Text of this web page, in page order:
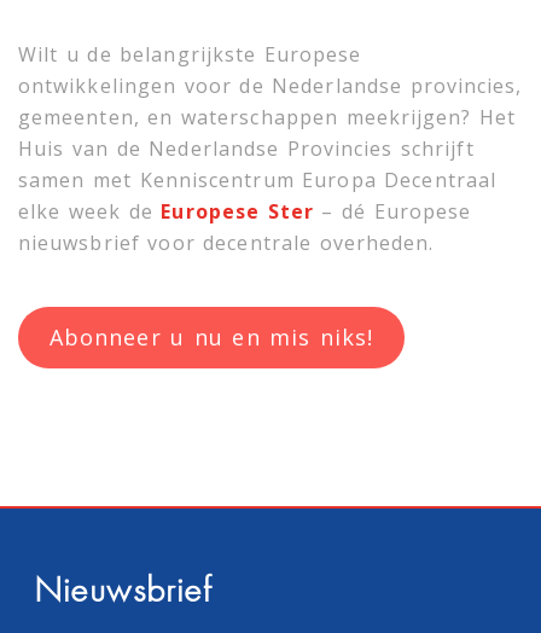
Wilt u de belangrijkste Europese
ontwikkelingen voor de Nederlandse provincies,
gemeenten, en waterschappen meekrijgen? Het
Huis van de Nederlandse Provincies schrijft
samen met Kenniscentrum Europa Decentraal
elke week de Europese Ster – dé Europese
nieuwsbrief voor decentrale overheden.
Abonneer u nu en mis niks!
Nieuwsbrief